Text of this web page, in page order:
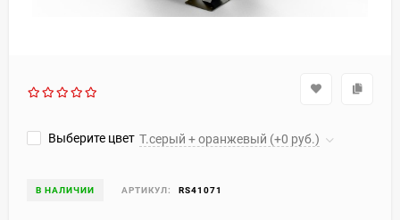
Выберите цвет Т.серый + оранжевый (+0 руб.)
В НАЛИЧИИ АРТИКУЛ: RS41071